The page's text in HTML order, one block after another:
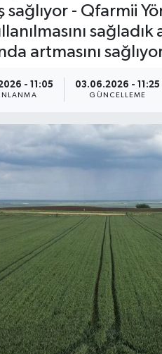
- Qfarmii
artmasını
- 11:05 03.06.2026 - 11:25
GÜNCELLEME